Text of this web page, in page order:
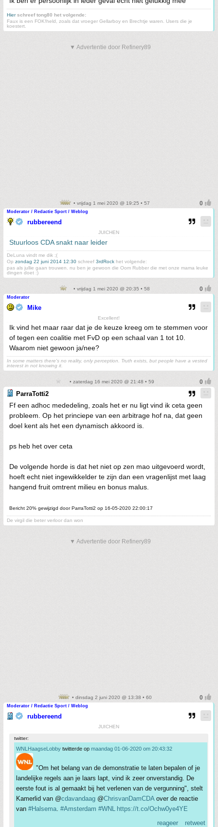
Hierschreef tong80 het volgende:
Faux is een FOK!held, zoals dat vroeger Gellarboy en Brechtje waren. Users die je
koestert.
▼ Advertentie door Refinery89
• vrijdag 1 mei 2020 @ 19:25 • 57
Moderator / Redactie Sport / Weblog
rubbereend
JUICHEN
Stuurloos CDA snakt naar leider
DeLuna vindt me dik ;(
Op zondag 22 juni 2014 12:30 schreef 3rdRock het volgende:
pas als jullie gaan trouwen. nu ben je gewoon die Oom Rubber die met onze mama leuke
dingen doet :)
• vrijdag 1 mei 2020 @ 20:35 • 58
Moderator
Mike
Excellent!
Ik vind het maar raar dat je de keuze kreeg om te stemmen voor
of tegen een coalitie met FvD op een schaal van 1 tot 10.
Waarom niet gewoon ja/nee?
In some matters there's no reality, only perception. Truth exists, but people have a vested
interest in not knowing it.
• zaterdag 16 mei 2020 @ 21:48 • 59
ParraTotti2
Ff een adhoc mededeling, zoals het er nu ligt vind ik ceta geen
probleem. Op het princiepe van een arbitrage hof na, dat geen
doel kent als het een dynamisch akkoord is.
ps heb het over ceta
De volgende horde is dat het niet op zen mao uitgevoerd wordt,
hoeft echt niet ingewikkelder te zijn dan een vragenlijst met laag
hangend fruit omtrent milieu en bonus malus.
Bericht 20% gewijzigd door ParraTotti2 op 16-05-2020 22:00:17
De virgil die beter verloor dan won
▼ Advertentie door Refinery89
• dinsdag 2 juni 2020 @ 13:38 • 60
Moderator / Redactie Sport / Weblog
rubbereend
JUICHEN
twitter:
WNLHaagseLobby twitterde op maandag 01-06-2020 om 20:43:32
"Om het belang van de demonstratie te laten bepalen of je
landelijke regels aan je laars lapt, vind ik zeer onverstandig. De
eerste fout is al gemaakt bij het verlenen van de vergunning", stelt
Kamerlid van @cdavandaag @ChrisvanDamCDAover de reactie
van #Halsema. #Amsterdam #WNL https://t.co/Ochw0ye4YE
reageer
retweet